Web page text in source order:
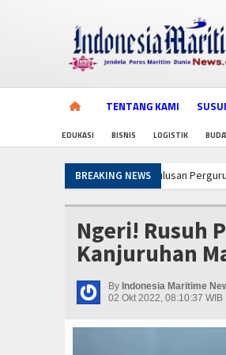
TENTANG KAMI
EDUKASI BISNIS LOGISTIK
BREAKING NEWS IPC TPK-
Tarif Tuna
IPC TPK-
Tarif
Ngeri! Rusuh
Kanjuruhan
By Indonesia Maritime
02 Okt 2022, 08:10:37 WIB